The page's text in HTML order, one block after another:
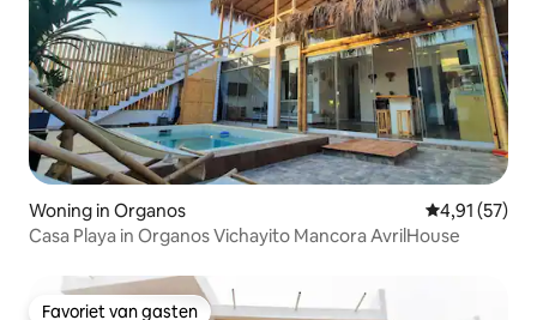
Woning in Organos Gemiddelde
4,91 (57)
Casa Playa in Organos Vichayito Mancora AvrilHouse
Favoriet van gasten